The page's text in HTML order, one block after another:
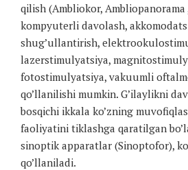
qilish (Ambliokor,
kompyuterli davolash,
shug’ullantirish,
lazerstimulyatsiya,
fotostimulyatsiya, vakuumli
qo’llanilishi mumkin. G’ilaylikni
bosqichi ikkala ko’zning
faoliyatini tiklashga qaratilgan
sinoptik apparatlar (Sinoptofor),
qo’llaniladi.